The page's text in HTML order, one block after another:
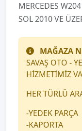
MERCEDES
SOL 2010 VE
MAĞAZA
SAVAŞ OTO -
HİZMETİMİZ
HER TÜRLÜ
-YEDEK PARÇA
-KAPORTA